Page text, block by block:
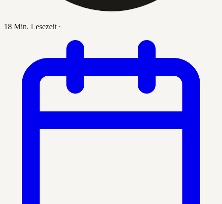
18 Min. Lesezeit ·